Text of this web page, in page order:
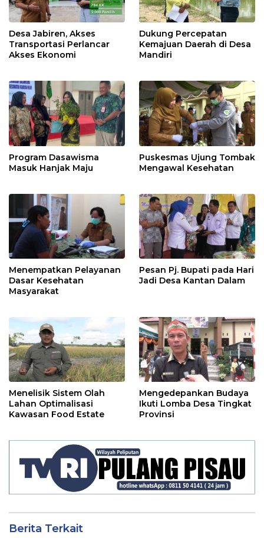
Desa Jabiren, Akses
Transportasi Perlancar
Akses Ekonomi
Dukung Percepatan
Kemajuan Daerah di Desa
Mandiri
Program Dasawisma
Masuk Hanjak Maju
Puskesmas Ujung Tombak
Mengawal Kesehatan
Menempatkan Pelayanan
Dasar Kesehatan
Masyarakat
Pesan Pj. Bupati pada Hari
Jadi Desa Kantan Dalam
Menelisik Sistem Olah
Lahan Optimalisasi
Kawasan Food Estate
Mengedepankan Budaya
Ikuti Lomba Desa Tingkat
Provinsi
Berita Terkait